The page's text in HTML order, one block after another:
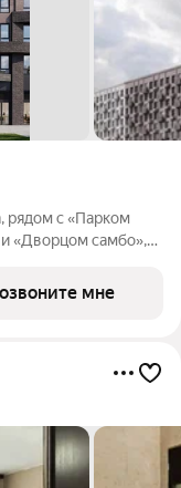
рядом с «Парком
и «Дворцом самбо»,
в жиломмне